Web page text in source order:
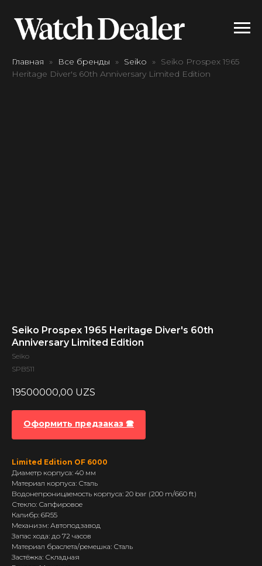
Главная Все бренды Seiko
Seiko Prospex 1965
Heritage Diver's 60th Anniversary Limited Edition
Seiko Prospex 1965 Heritage Diver's 60th
Anniversary Limited Edition
Seiko
SPB511
19500000,00 UZS
Оформить предзаказ 🕿
Limited Edition OF 6000
Диаметр корпуса: 40 мм
Материал корпуса: Сталь
Водонепроницаемость корпуса: 20 bar (200 m/660 ft)
Стекло: Сапфировое
Калибр: 6R55
Механизм: Автоподзавод
Запас хода: до 72 часов
Материал браслета/ремешка: Сталь
Застёжка: Складная